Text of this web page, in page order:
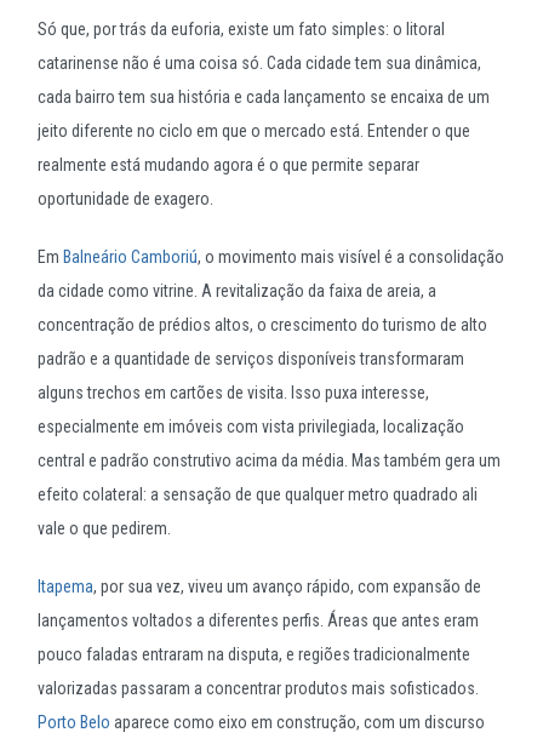
Só que, por trás da euforia, existe um fato simples: o litoral
catarinense não é uma coisa só. Cada cidade tem sua dinâmica,
cada bairro tem sua história e cada lançamento se encaixa de um
jeito diferente no ciclo em que o mercado está. Entender o que
realmente está mudando agora é o que permite separar
oportunidade de exagero.
Em Balneário Camboriú, o movimento mais visível é a consolidação
da cidade como vitrine. A revitalização da faixa de areia, a
concentração de prédios altos, o crescimento do turismo de alto
padrão e a quantidade de serviços disponíveis transformaram
alguns trechos em cartões de visita. Isso puxa interesse,
especialmente em imóveis com vista privilegiada, localização
central e padrão construtivo acima da média. Mas também gera um
efeito colateral: a sensação de que qualquer metro quadrado ali
vale o que pedirem.
Itapema, por sua vez, viveu um avanço rápido, com expansão de
lançamentos voltados a diferentes perfis. Áreas que antes eram
pouco faladas entraram na disputa, e regiões tradicionalmente
valorizadas passaram a concentrar produtos mais sofisticados.
Porto Belo aparece como eixo em construção, com um discurso